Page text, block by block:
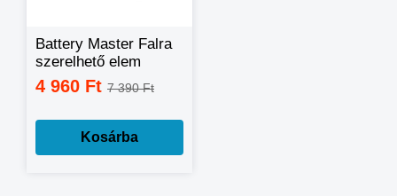
Battery Master Falra
szerelhető elem
rendszerező és
tároló / teszterrel
4 960 Ft 7 390 Ft
Kosárba